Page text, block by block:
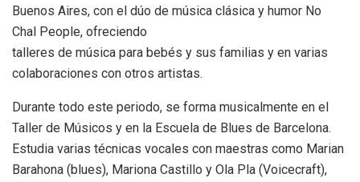
Buenos Aires, con el dúo de música clásica y humor No
Chal People, ofreciendo
talleres de música para bebés y sus familias y en varias
colaboraciones con otros artistas.
Durante todo este periodo, se forma musicalmente en el
Taller de Músicos y en la Escuela de Blues de Barcelona.
Estudia varias técnicas vocales con maestras como Marian
Barahona (blues), Mariona Castillo y Ola Pla (Voicecraft),